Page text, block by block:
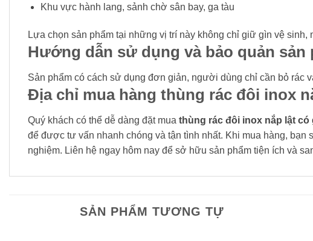
Khu vực hành lang, sảnh chờ sân bay, ga tàu
Lựa chọn sản phẩm tại những vị trí này không chỉ giữ gìn vệ
Hướng dẫn sử dụng và bảo quản sản
Sản phẩm có cách sử dụng đơn giản, người dùng chỉ cần bỏ rác
Địa chỉ mua hàng thùng rác đôi inox
Quý khách có thể dễ dàng đặt mua thùng rác đôi inox nắp lật có
để được tư vấn nhanh chóng và tận tình nhất. Khi mua hàng,
nghiệm. Liên hệ ngay hôm nay để sở hữu sản phẩm tiện ích và
SẢN PHẨM TƯƠNG TỰ